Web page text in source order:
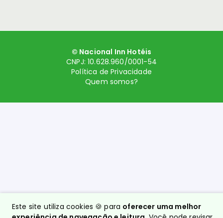
© Nacional Inn Hotéis
CNPJ: 10.628.960/0001-54
Política de Privacidade
Quem somos?
Este site utiliza cookies 🍪 para oferecer uma melhor